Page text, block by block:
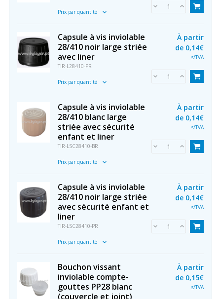
Prix par quantité
Capsule à vis inviolable
28/410 noir large striée
avec liner
TIR-L28410-PR
Prix par quantité
À partir
de 0,14€
s/TVA
Capsule à vis inviolable
28/410 blanc large
striée avec sécurité
enfant et liner
TIR-LSC28410-BR
Prix par quantité
À partir
de 0,14€
s/TVA
Capsule à vis inviolable
28/410 noir large striée
avec sécurité enfant et
liner
TIR-LSC28410-PR
Prix par quantité
À partir
de 0,14€
s/TVA
Bouchon vissant
inviolable compte-
gouttes PP28 blanc
(couvercle et joint)
À partir
de 0,15€
s/TVA